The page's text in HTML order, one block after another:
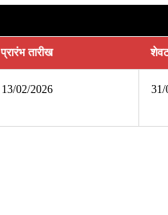
प्रारंभ तारीख
13/02/2026 31/